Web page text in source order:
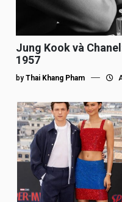
Jung Kook và
1957
by Thai Khang Pham